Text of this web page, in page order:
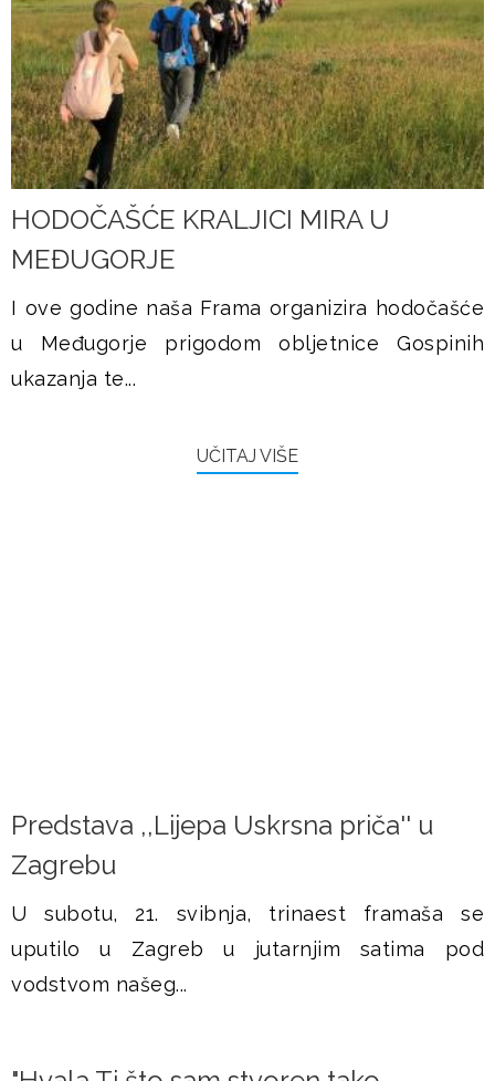
HODOČAŠĆE KRALJICI MIRA U
MEĐUGORJE
I ove godine naša Frama organizira hodočašće
u Međugorje prigodom obljetnice Gospinih
ukazanja te...
UČITAJ VIŠE
Predstava ,,Lijepa Uskrsna priča'' u
Zagrebu
U subotu, 21. svibnja, trinaest framaša se
uputilo u Zagreb u jutarnjim satima pod
vodstvom našeg...